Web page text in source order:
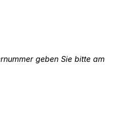
geben Sie bitte am